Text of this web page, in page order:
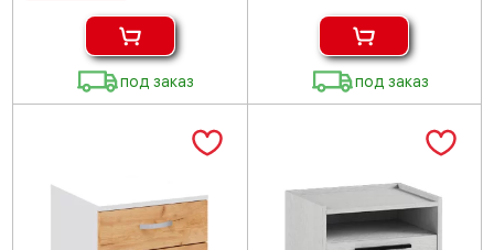
под заказ под заказ